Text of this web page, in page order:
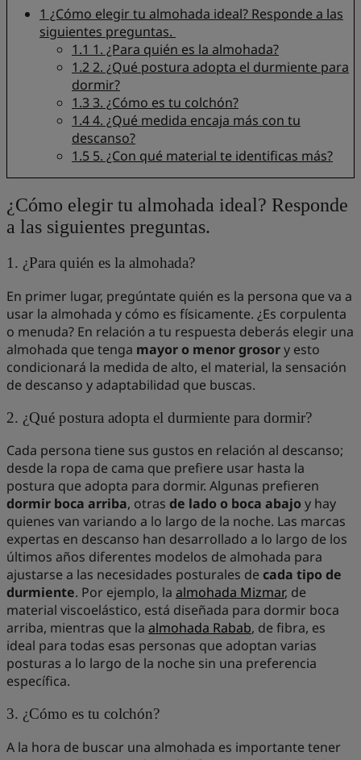
1 ¿Cómo elegir tu almohada ideal? Responde a las
siguientes preguntas.
1.1 1. ¿Para quién es la almohada?
1.22. ¿Qué postura adopta el durmiente para
dormir?
1.3 3. ¿Cómo es tu colchón?
1.44. ¿Qué medida encaja más con tu
descanso?
1.5 5. ¿Con qué material te identificas más?
¿Cómo elegir tu almohada ideal? Responde
a las siguientes preguntas.
1. ¿Para quién es la almohada?
En primer lugar, pregúntate quién es la persona que va a
usar la almohada y cómo es físicamente. ¿Es corpulenta
o menuda? En relación a tu respuesta deberás elegir una
almohada que tenga mayor o menor grosory esto
condicionará la medida de alto, el material, la sensación
de descanso y adaptabilidad que buscas.
2. ¿Qué postura adopta el durmiente para dormir?
Cada persona tiene sus gustos en relación al descanso;
desde la ropa de cama que prefiere usar hasta la
postura que adopta para dormir. Algunas prefieren
dormir boca arriba, otras de lado o boca abajo y hay
quienes van variando a lo largo de la noche. Las marcas
expertas en descanso han desarrollado a lo largo de los
últimos años diferentes modelos de almohada para
ajustarse a las necesidades posturales de cada tipo de
durmiente. Por ejemplo, la almohada Mizmar, de
material viscoelástico, está diseñada para dormir boca
arriba, mientras que la almohada Rabab, de fibra, es
ideal para todas esas personas que adoptan varias
posturas a lo largo de la noche sin una preferencia
específica.
3. ¿Cómo es tu colchón?
A la hora de buscar una almohada es importante tener